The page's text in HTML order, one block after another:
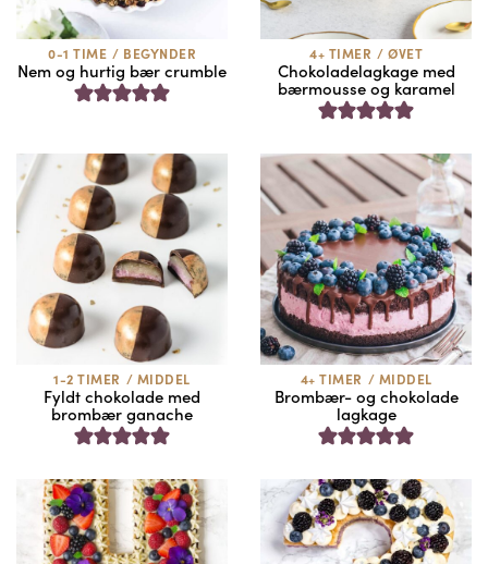
0-1 TIME / BEGYNDER
Nem og hurtig bær crumble
4+ TIMER / ØVET
Chokoladelagkage med
bærmousse og karamel
1-2 TIMER / MIDDEL
Fyldt chokolade med
brombær ganache
4+ TIMER / MIDDEL
Brombær- og chokolade
lagkage